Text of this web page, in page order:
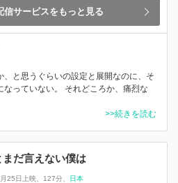
信サービスをもっと見る
、と思うぐらいの設定と展開なのに、そ
なっていない。 それどころか、痛烈な
>>続きを読む
だ言えない僕は
25日上映 127分
日本